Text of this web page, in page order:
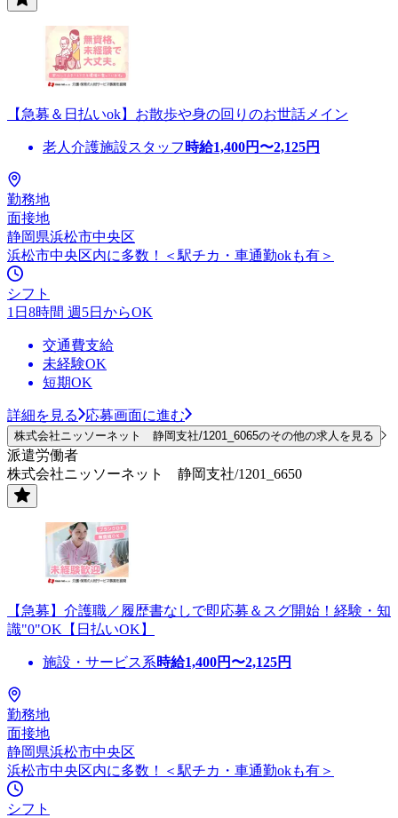
【急募＆日払いok】お散歩や身の回りのお世話メイン
老人介護施設スタッフ 時給1,400円〜2,125円
勤務地
面接地
静岡県浜松市中央区
浜松市中央区内に多数！＜駅チカ・車通勤okも有＞
シフト
1日8時間 週5日からOK
交通費支給
未経験OK
短期OK
詳細を見る 応募画面に進む
株式会社ニッソーネット 静岡支社/1201_6065のその他の求人を見る
派遣労働者
株式会社ニッソーネット 静岡支社/1201_6650
【急募】介護職／履歴書なしで即応募＆スグ開始！経験・知
識"0"OK【日払いOK】
施設・サービス系時給1,400円〜2,125円
勤務地
面接地
静岡県浜松市中央区
浜松市中央区内に多数！＜駅チカ・車通勤okも有＞
シフト